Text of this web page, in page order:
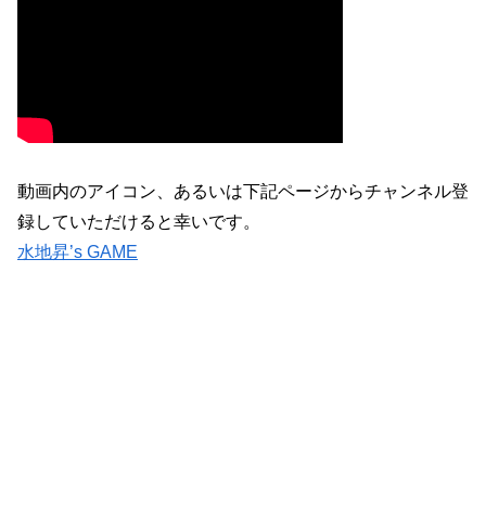
動画内のアイコン、あるいは下記ページからチャンネル登
録していただけると幸いです。
水地昇’s GAME